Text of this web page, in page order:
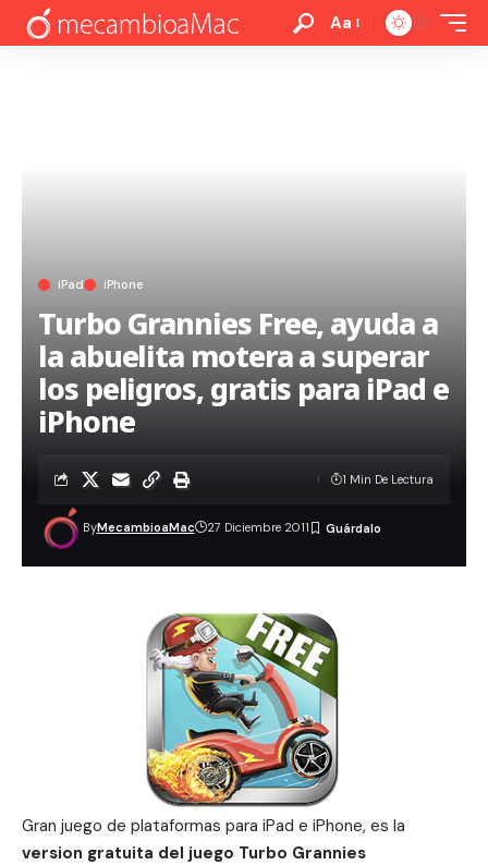
Aa
iPad iPhone
Turbo Grannies Free, ayuda a
la abuelita motera a superar
los peligros, gratis para iPad e
iPhone
ByMecambioaMac 27 Diciembre 2011
1 Min De Lectura
Gran juego de plataformas para iPad e iPhone, es la
version gratuita del juego Turbo Grannies